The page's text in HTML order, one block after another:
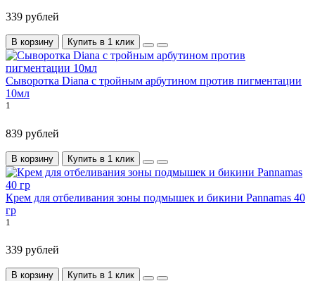
339 рублей
В корзину Купить в 1 клик
Сыворотка Diana с тройным арбутином против пигментации
10мл
1
839 рублей
В корзину Купить в 1 клик
Крем для отбеливания зоны подмышек и бикини Pannamas 40
гр
1
339 рублей
В корзину
Купить в 1 клик